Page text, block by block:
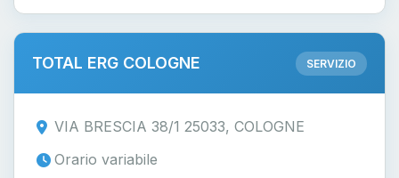
TOTAL ERG COLOGNE SERVIZIO
VIA BRESCIA 38/1 25033, COLOGNE
Orario variabile